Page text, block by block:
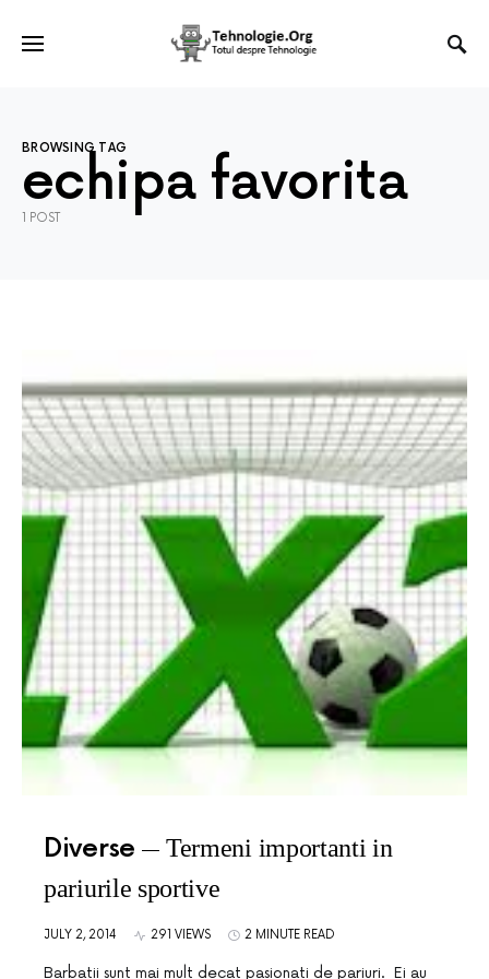
BROWSING TAG
echipa favorita
1 POST
Diverse
Termeni importanti in
pariurile sportive
JULY 2, 2014 291 VIEWS 2 MINUTE READ
Barbatii sunt mai mult decat pasionati de pariuri. Ei au